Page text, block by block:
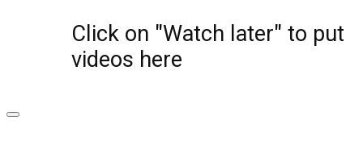
Click on "Watch later" to put
videos here